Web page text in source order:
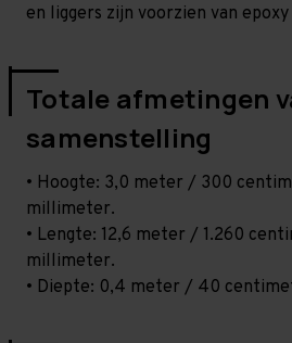
en liggers zijn voorzien van
Totale afmetingen
samenstelling
• Hoogte: 3,0 meter / 300
millimeter.
• Lengte: 12,6 meter / 1.260
millimeter.
• Diepte: 0,4 meter / 40